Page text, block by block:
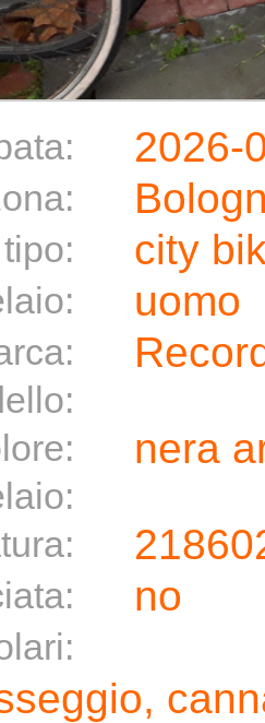
2026-
tipo: city
uomo
nera
no